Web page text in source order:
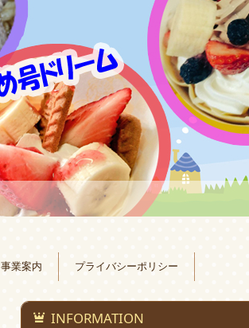
事業案内 プライバシーポリシー
INFORMATION